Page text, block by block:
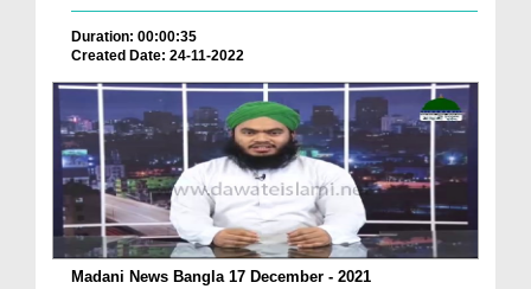
Duration: 00:00:35
Created Date: 24-11-2022
Madani News Bangla 17 December - 2021